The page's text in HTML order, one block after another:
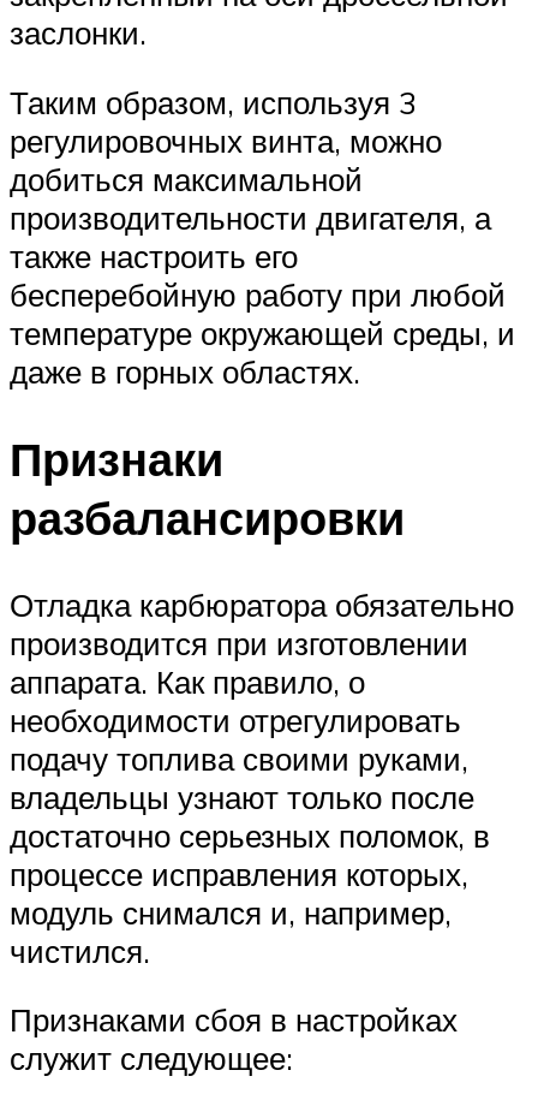
заслонки.
Таким образом, используя 3
регулировочных винта, можно
добиться максимальной
производительности двигателя, а
также настроить его
бесперебойную работу при любой
температуре окружающей среды, и
даже в горных областях.
Признаки
разбалансировки
Отладка карбюратора обязательно
производится при изготовлении
аппарата. Как правило, о
необходимости отрегулировать
подачу топлива своими руками,
владельцы узнают только после
достаточно серьезных поломок, в
процессе исправления которых,
модуль снимался и, например,
чистился.
Признаками сбоя в настройках
служит следующее: